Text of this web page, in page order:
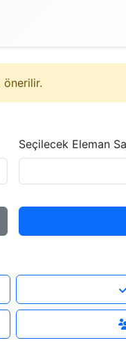
önerilir.
Seçilecek Eleman